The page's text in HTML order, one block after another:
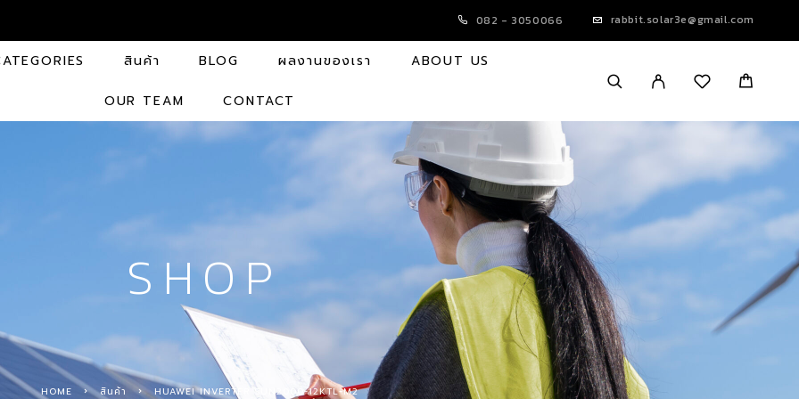
082 - 3050066 rabbit.solar3e@gmail.com
สินค้า BLOG ผลงานของเรา ABOUT US
OUR TEAM CONTACT
SHOP
HOME สินค้า HUAWEI INVERTER SUN2000-12KTL-M2